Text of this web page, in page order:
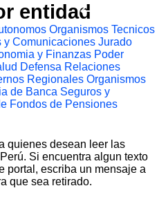
entidad
Organismos Tecnicos
y Comunicaciones Jurado
y Finanzas Poder
Defensa Relaciones
Regionales Organismos
de Banca Seguros y
Fondos de Pensiones
quienes desean leer las
Si encuentra algun texto
portal, escriba un mensaje a
que sea retirado.